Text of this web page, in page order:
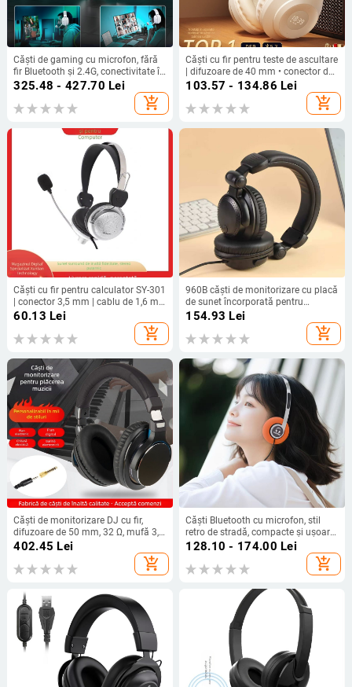
Căști de gaming cu microfon, fără
fir Bluetooth și 2.4G, conectivitate în
trei moduri, greutate 180 g, pentru
325.48 - 427.70 Lei
add_shopping_cart
Căști cu fir pentru teste de ascultare
| difuzoare de 40 mm • conector de
3,5 mm • conectare prin cablu •
103.57 - 134.86 Lei
add_shopping_cart
Căști cu fir pentru calculator SY-301
| conector 3,5 mm | cablu de 1,6 m |
microfon
60.13 Lei
add_shopping_cart
960B căști de monitorizare cu placă
de sunet încorporată pentru
înregistrare profesională, cu fir,
difuzoare de 50 mm, 20–20 kHz, 32
Ω, cablu de 2,7 m
154.93 Lei
add_shopping_cart
Căști de monitorizare DJ cu fir,
difuzoare de 50 mm, 32 Ω, mufă 3,5
mm, cablu de 3 m, pliabile
402.45 Lei
add_shopping_cart
Căști Bluetooth cu microfon, stil
retro de stradă, compacte și ușoare
(greutate aproximativă de 55 g)
128.10 - 174.00 Lei
add_shopping_cart